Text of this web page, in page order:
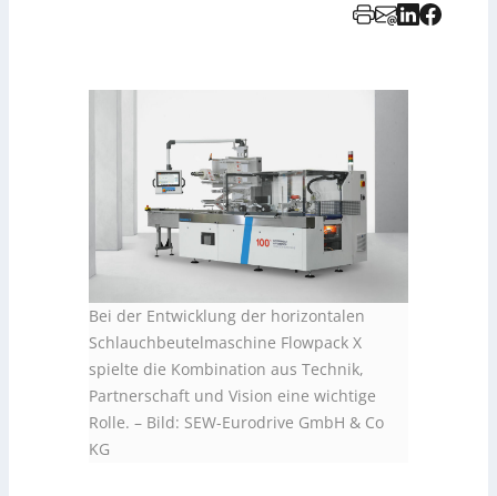
Bei der Entwicklung der horizontalen
Schlauchbeutelmaschine Flowpack X
spielte die Kombination aus Technik,
Partnerschaft und Vision eine wichtige
Rolle. – Bild: SEW-Eurodrive GmbH & Co
KG